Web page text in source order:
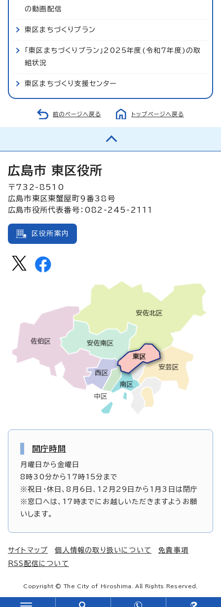
の動画配信
東区まちづくりプラン
「東区まちづくりプラン」2025年度(令和7年度)の取
組状況
東区まちづくり支援センター
前のページへ戻る トップページへ戻る
広島市 東区役所
〒732-8510
広島市東区東蟹屋町9番38号
広島市役所代表番号：082-245-2111
区役所案内
開庁時間
月曜日から金曜日
8時30分から17時15分まで
※祝日・休日、8月6日、12月29日から1月3日は閉庁
※窓口へは、17時までにお越しいただきますようお願
いします。
サイトマップ 個人情報の取り扱いについて
免責事項
RSS配信について
Copyright © The City of Hiroshima. All Rights Reserved.